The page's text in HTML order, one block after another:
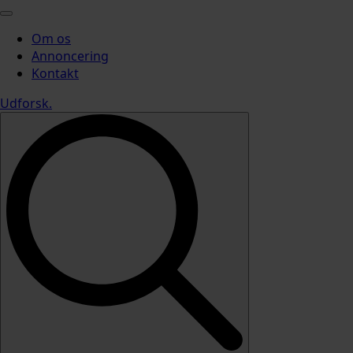
Om os
Annoncering
Kontakt
Udforsk.